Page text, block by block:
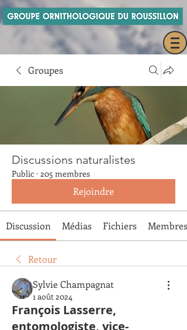
Groupes
Discussions naturalistes
Public · 205 membres
Rejoindre
Discussion Médias Fichiers Membres
Retour
Sylvie Champagnat
1 août 2024
François Lasserre,
entomologiste, vice-